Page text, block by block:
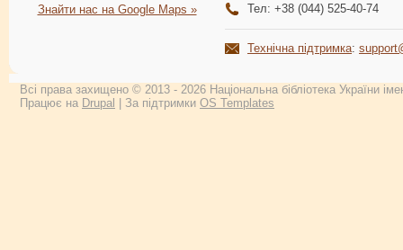
Знайти нас на Google Maps »
Тел: +38 (044) 525-40-74
Технічна підтримка:
Всі права захищено © 2013 - 2026 Національна бібліотека України
Працює на Drupal | За підтримки OS Templates